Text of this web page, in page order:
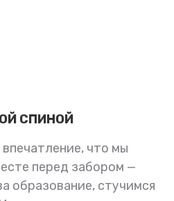
СПИНОЙ
что мы
перед забором —
образование, стучимся